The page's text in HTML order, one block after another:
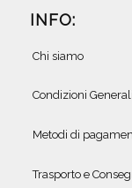
INFO:
Chi siamo
Condizioni Generali
Metodi di
Trasporto e